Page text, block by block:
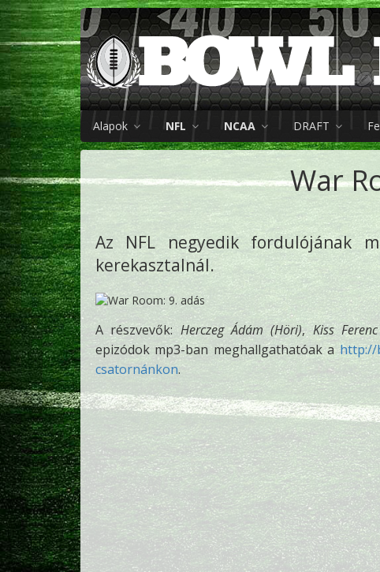
Alapok NFL NCAA DRAFT
War
Az NFL negyedik fordulójának
kerekasztalnál.
A részvevők: Herczeg Ádám (Höri),Kiss
epizódok mp3-ban meghallgathatóak ahttp://
csatornánkon.